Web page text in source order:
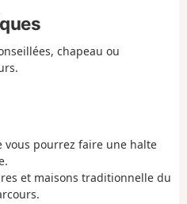
chapeau ou
vous pourrez faire une halte
et maisons traditionnelle du